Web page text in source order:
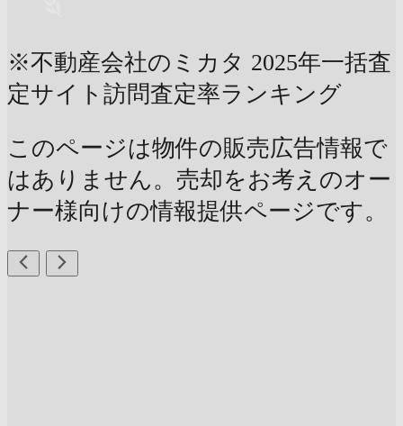
※不動産会社のミカタ 2025年一括査
定サイト訪問査定率ランキング
このページは物件の販売広告情報で
はありません。売却をお考えのオー
ナー様向けの情報提供ページです。